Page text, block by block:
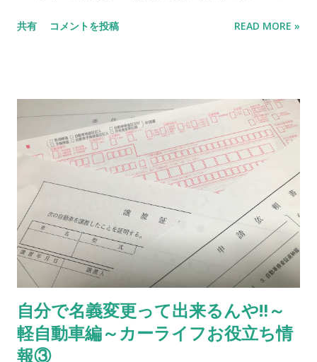
います。 10年経ったお車をしっかり整備、しっかりお掃除して
る事なくそのままの状態で販売しております。 キズに関しては
気になる箇所...
お考えのお車🚘 次の税金払いたくないなー、などコスト削減の
車 30,000円 軽自動車 20,000円 *相場により予
告なく買取価格が変動する場合があります。 *当店にお持ち込
み頂くとなんと買取価格 5000円アップ⇑ ＊車検切れ、事故車
等近隣お引取りをご希望の方はご相談ください。 廃車専用ダイ
アル：090-4303-3362 ⭕️抹消の書類の手続
きも無料でやります。 R5/2/17更新
ご質問、お問合せはこちらから 当社販売車両はカーセンサー、
グーネットで 『オートショップタナカ』 で検索して下さい❗️ 廃
車無料引取りキャンペーン❗️ 車検切れ、事故車、不動車 等
お任せ下さい。 お問合せ先 072-781-1757
090-4303-3362 ブログの廃車とお伝え下さい。 それではまた
っ👋
共有 コメントを投稿 READ MORE »
自分で名義変更って出来るんや‼️～
軽自動車編～カーライフお役立ち情
報③